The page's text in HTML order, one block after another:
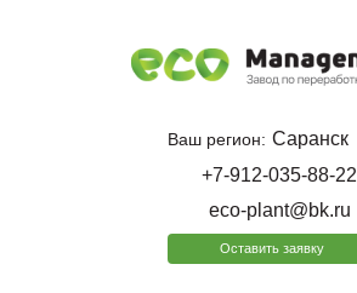
Ваш регион: Саранск
+7-912-035-88-22
eco-plant@bk.ru
Оставить заявку